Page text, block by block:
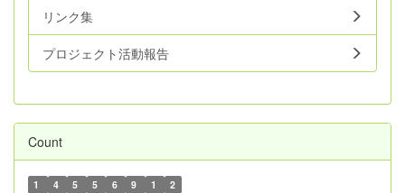
リンク集
プロジェクト活動報告
Count
1 4 5 5 6 9 1 2